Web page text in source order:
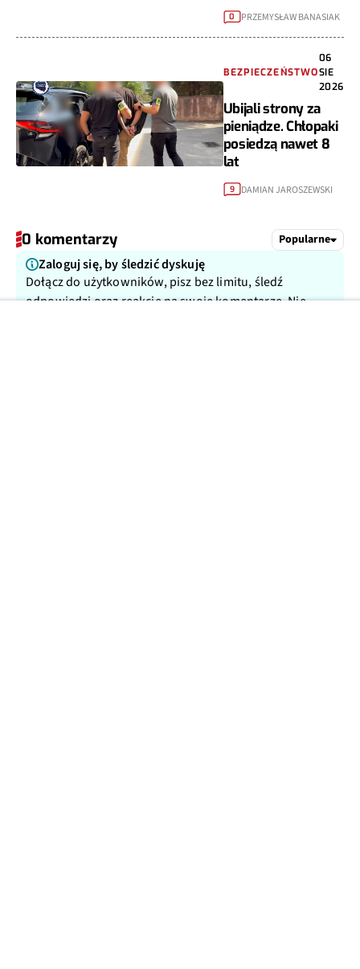
0 PRZEMYSŁAW BANASIAK
BEZPIECZEŃSTWO
06
SIE
2026
Ubijali strony za
pieniądze. Chłopaki
posiedzą nawet 8
lat
9 DAMIAN JAROSZEWSKI
0 komentarzy Popularne
Zaloguj się, by śledzić dyskuję
Dołącz do użytkowników, pisz bez limitu, śledź
odpowiedzi oraz reakcje na swoje komentarze. Nie